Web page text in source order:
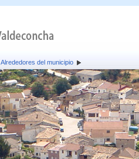
Alrededores del municipio